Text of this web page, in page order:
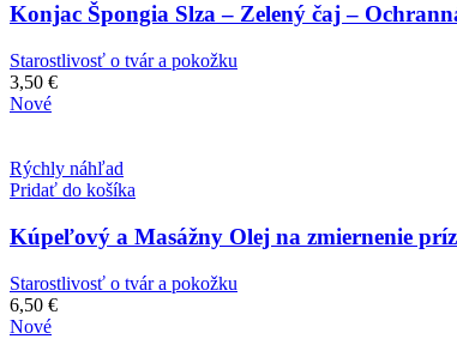
Konjac Špongia Slza – Zelený čaj –
Starostlivosť o tvár a pokožku
3,50 €
Nové
Rýchly náhľad
Pridať do košíka
Kúpeľový a Masážny Olej na zmiernenie
Starostlivosť o tvár a pokožku
6,50 €
Nové